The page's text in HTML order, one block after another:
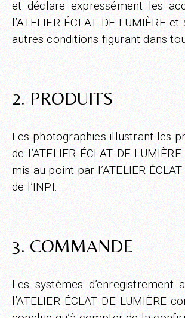
et déclare expressément les
l’ATELIER ÉCLAT DE
autres conditions figurant dans
2. PRODUITS
Les photographies illustrant les
de l’ATELIER ÉCLAT DE
mis au point par l’ATELIER
de l’INPI.
3. COMMANDE
Les systèmes
l’ATELIER ÉCLAT DE